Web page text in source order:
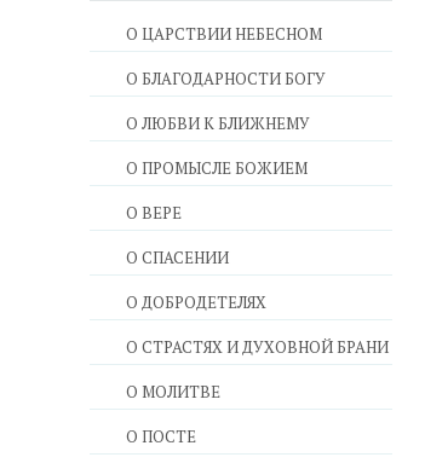
О ЦАРСТВИИ НЕБЕСНОМ
О БЛАГОДАРНОСТИ БОГУ
О ЛЮБВИ К БЛИЖНЕМУ
О ПРОМЫСЛЕ БОЖИЕМ
О ВЕРЕ
О СПАСЕНИИ
О ДОБРОДЕТЕЛЯХ
О СТРАСТЯХ И ДУХОВНОЙ БРАНИ
О МОЛИТВЕ
О ПОСТЕ